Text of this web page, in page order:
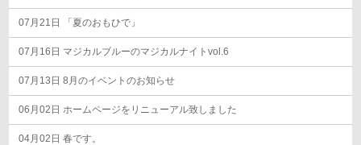
07月21日 「夏のおもひで」
07月16日 マジカルブルーのマジカルナイトvol.6
07月13日 8月のイベントのお知らせ
06月02日 ホームページをリニューアル致しました
04月02日 春です。